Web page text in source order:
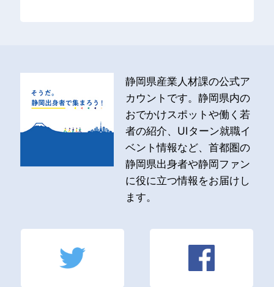
静岡県産業人材課の公式ア
カウントです。静岡県内の
おでかけスポットや働く若
者の紹介、UIターン就職イ
ベント情報など、首都圏の
静岡県出身者や静岡ファン
に役に立つ情報をお届けし
ます。